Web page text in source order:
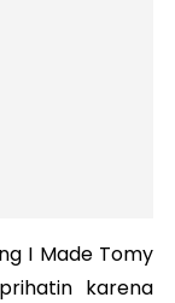
I Made Tomy
karena